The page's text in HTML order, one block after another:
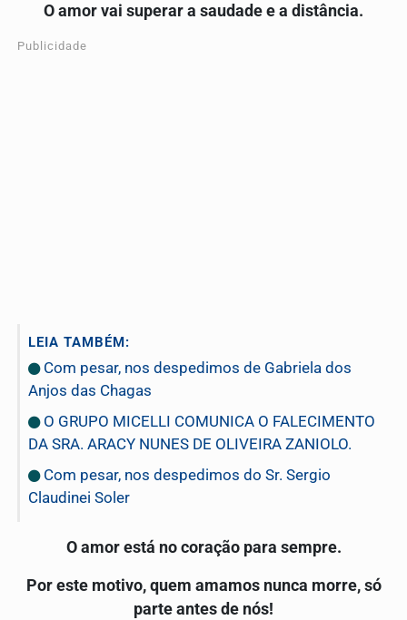
O amor vai superar a saudade e a distância.
Publicidade
LEIA TAMBÉM:
Com pesar, nos despedimos de Gabriela dos
Anjos das Chagas
O GRUPO MICELLI COMUNICA O FALECIMENTO
DA SRA. ARACY NUNES DE OLIVEIRA ZANIOLO.
Com pesar, nos despedimos do Sr. Sergio
Claudinei Soler
O amor está no coração para sempre.
Por este motivo, quem amamos nunca morre, só
parte antes de nós!